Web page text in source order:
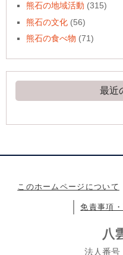
熊石の地域活動 (315)
熊石の文化 (56)
熊石の食べ物 (71)
最近
このホームページについて
免責事項
八
法人番号